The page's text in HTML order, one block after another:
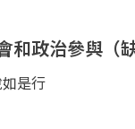
和政治參與（缺
是行